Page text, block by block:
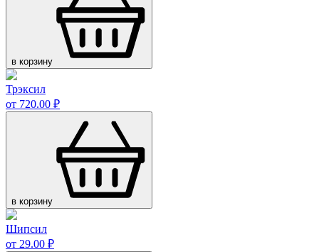
в корзину
Трэксил
от 720.00 ₽
в корзину
Шипсил
от 29.00 ₽